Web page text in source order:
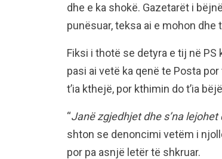
dhe e ka shokë. Gazetarët i
punësuar, teksa ai e mohon dhe
Fiksi i thotë se detyra e tij në
pasi ai vetë ka qenë te Posta
t’ia kthejë, por kthimin do t’ia
“Janë zgjedhjet dhe s’na
shton se denoncimi vetëm i
por pa asnjë letër të shkruar.